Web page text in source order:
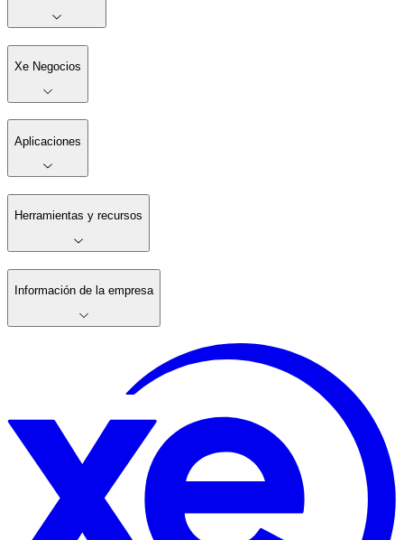
Xe Negocios
Aplicaciones
Herramientas y recursos
Información de la empresa